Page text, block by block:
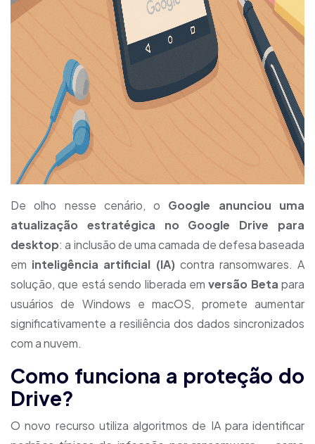
De olho nesse cenário, o Google anunciou uma
atualização estratégica no Google Drive para
desktop: a inclusão de uma camada de defesa baseada
em inteligência artificial (IA)contra ransomwares. A
solução, que está sendo liberada emversão Beta para
usuários de Windows e macOS, promete aumentar
significativamente a resiliência dos dados sincronizados
com a nuvem.
Como funciona a proteção do
Drive?
O novo recurso utiliza algoritmos de IA para identificar